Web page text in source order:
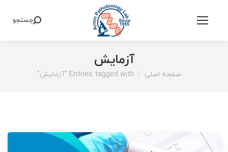
Search:
جستجو
آزمایش
You are here:
صفحه اصلی Entries tagged with "آزمایش"